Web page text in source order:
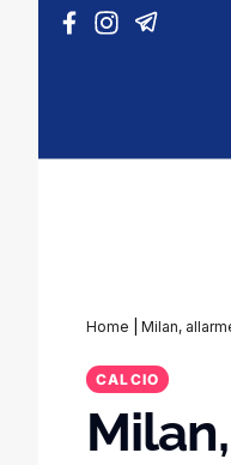
Vai al contenuto
Home Milan,
CALCIO